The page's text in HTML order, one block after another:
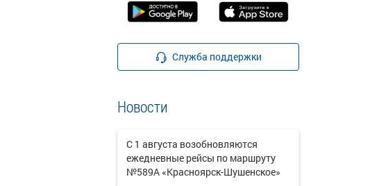
Служба поддержки
Новости
С 1 августа возобновляются
ежедневные рейсы по маршруту
№589А «Красноярск-Шушенское»